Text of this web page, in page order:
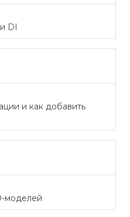
DI
и как добавить
моделей